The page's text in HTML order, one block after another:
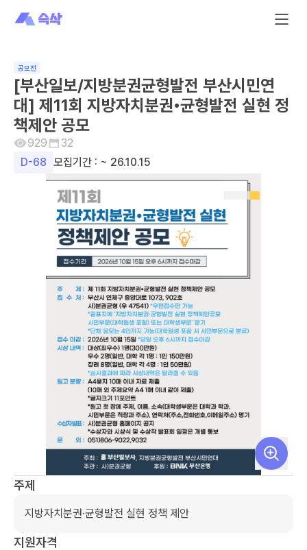
공모전
[부산일보/지방분권균형발전 부산시민연
대] 제11회 지방자치분권•균형발전 실현 정
책제안 공모
929
32
D-68 모집기간 : ~ 26.10.15
주제
지방자치분권·균형발전 실현 정책 제안
지원자격